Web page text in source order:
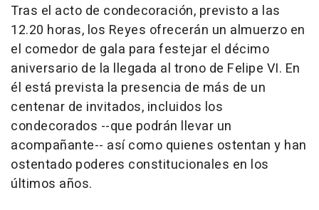
Tras el acto de condecoración, previsto a las
12.20 horas, los Reyes ofrecerán un almuerzo en
el comedor de gala para festejar el décimo
aniversario de la llegada al trono de Felipe VI. En
él está prevista la presencia de más de un
centenar de invitados, incluidos los
condecorados --que podrán llevar un
acompañante-- así como quienes ostentan y han
ostentado poderes constitucionales en los
últimos años.